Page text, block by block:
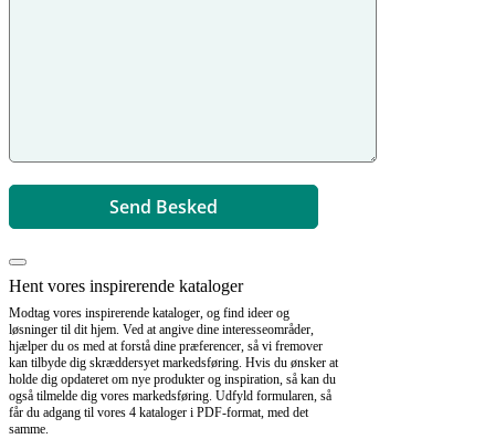
Hent vores inspirerende kataloger
Modtag vores inspirerende kataloger, og find ideer og
løsninger til dit hjem. Ved at angive dine interesseområder,
hjælper du os med at forstå dine præferencer, så vi fremover
kan tilbyde dig skræddersyet markedsføring. Hvis du ønsker at
holde dig opdateret om nye produkter og inspiration, så kan du
også tilmelde dig vores markedsføring. Udfyld formularen, så
får du adgang til vores 4 kataloger i PDF-format, med det
samme.